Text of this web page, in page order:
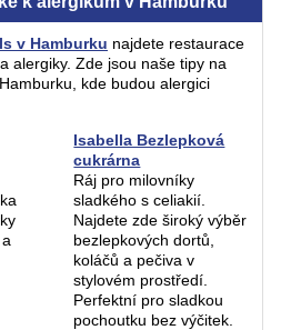
v Hamburku najdete restaurace
alergiky. Zde jsou naše tipy na
kde budou alergici
Isabella Bezlepková
cukrárna
Ráj pro milovníky
sladkého s celiakií.
Najdete zde široký výběr
bezlepkových dortů,
koláčů a pečiva v
stylovém prostředí.
Perfektní pro sladkou
pochoutku bez výčitek.